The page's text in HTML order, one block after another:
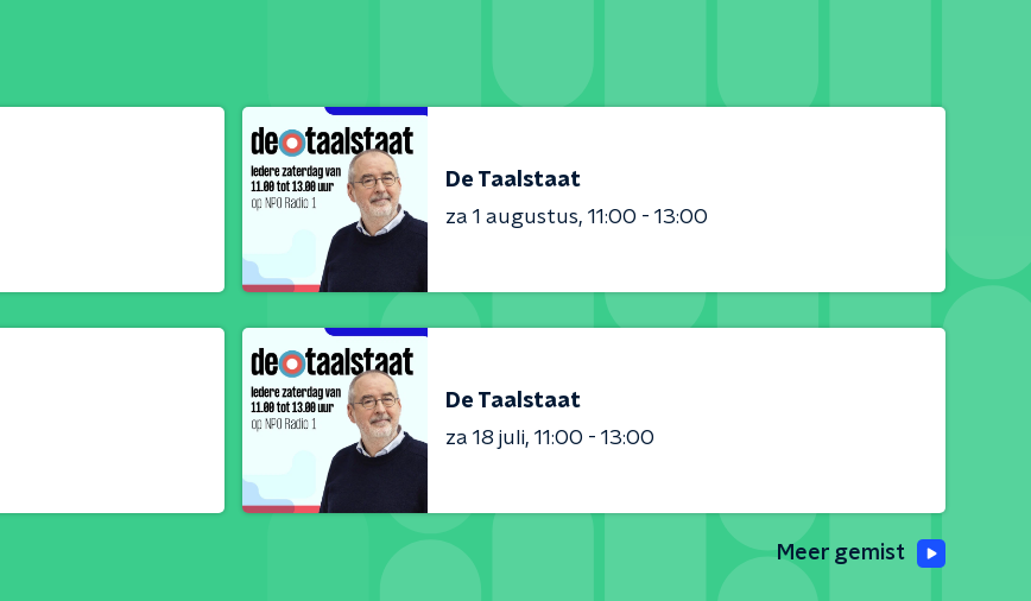
De Taalstaat
za 1 augustus 11:00 - 13:00
De Taalstaat
za 18 juli 11:00 - 13:00
Meer gemist